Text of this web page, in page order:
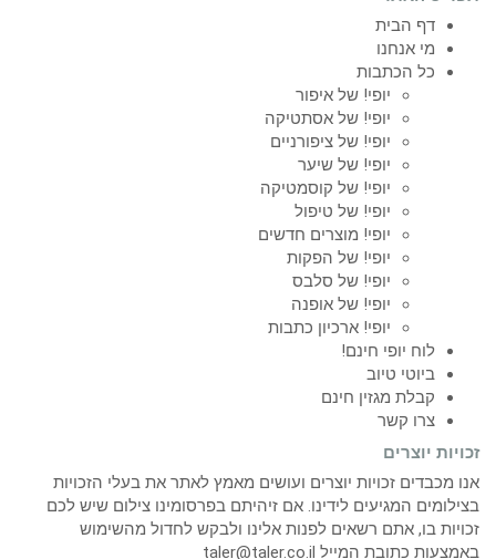
דף הבית
מי אנחנו
כל הכתבות
יופי! של איפור
יופי! של אסתטיקה
יופי! של ציפורניים
יופי! של שיער
יופי! של קוסמטיקה
יופי! של טיפול
יופי! מוצרים חדשים
יופי! של הפקות
יופי! של סלבס
יופי! של אופנה
יופי! ארכיון כתבות
לוח יופי חינם!
ביוטי טיוב
קבלת מגזין חינם
צרו קשר
זכויות יוצרים
אנו מכבדים זכויות יוצרים ועושים מאמץ לאתר את בעלי הזכויות
בצילומים המגיעים לידינו. אם זיהיתם בפרסומינו צילום שיש לכם
זכויות בו, אתם רשאים לפנות אלינו ולבקש לחדול מהשימוש
באמצעות כתובת המייל taler@taler.co.il